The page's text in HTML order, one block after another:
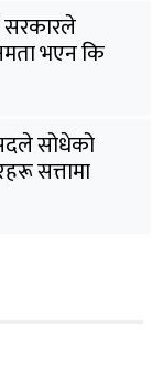
सरकारले
भएन कि
सोधेको
सत्तामा